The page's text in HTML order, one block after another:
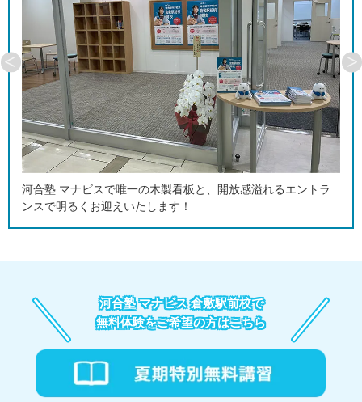
最新モニターで最高品質の授業を受けられます！空気の流れが
良く、爽やかな学習環境で志望校合格を目指しましょう！
河合塾 マナビス 倉敷駅前校で
無料体験をご希望の方はこちら